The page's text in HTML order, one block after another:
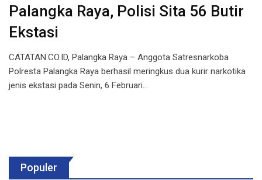
Palangka Raya, Polisi Sita 56 Butir
Ekstasi
CATATAN.CO.ID, Palangka Raya – Anggota Satresnarkoba
Polresta Palangka Raya berhasil meringkus dua kurir narkotika
jenis ekstasi pada Senin, 6 Februari…
Populer